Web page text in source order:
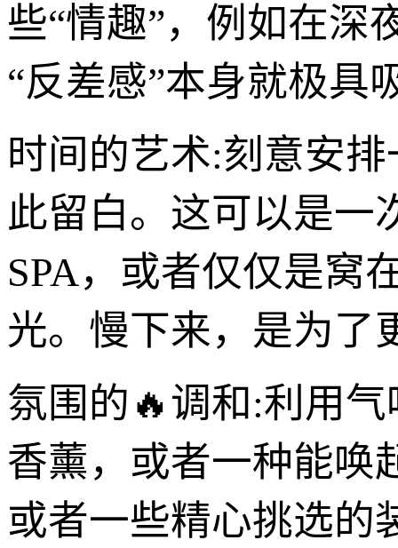
些“情趣”，例如在深
“反差感”本身就极具
时间的艺术:刻意安
此留白。这可以是一
SPA，或者仅仅是窝
光。慢下来，是为了
氛围的🔥调和:利用
香薰，或者一种能唤
或者一些精心挑选的